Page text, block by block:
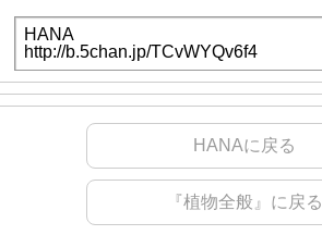
HANAに戻る
『植物全般』に戻る